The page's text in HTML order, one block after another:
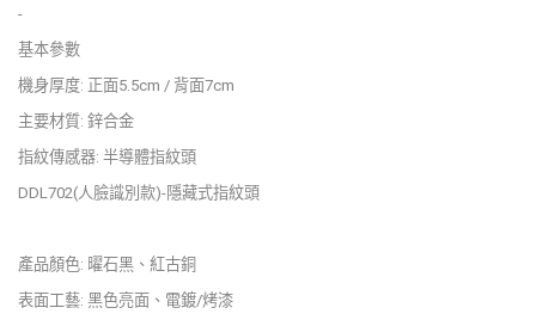
-
基本參數
機身厚度: 正面5.5cm / 背面7cm
主要材質: 鋅合金
指紋傳感器: 半導體指紋頭
DDL702(人臉識別款)-隱藏式指紋頭
產品顏色: 曜石黑、紅古銅
表面工藝: 黑色亮面、電鍍/烤漆